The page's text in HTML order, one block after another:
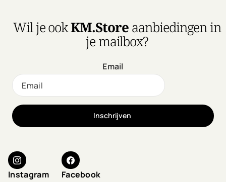
Wil je ookKM.Storeaanbiedingen in
je mailbox?
Email
Inschrijven
Instagram Facebook